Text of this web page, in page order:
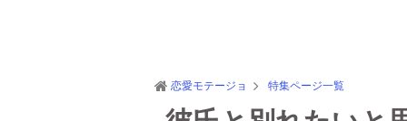
恋愛モテージョ 特集ページ一覧